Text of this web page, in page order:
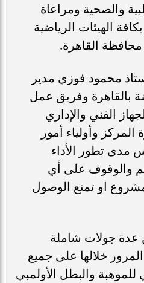
والصحية ومراعاة
الهيئات الرياضية
القاهرة.
محمود فوزي مدير
بالقاهرة وفريق عمل
الفني والإداري
وأولياء أمور
مدى تطور الأداء
والوقوف على أي
او تمنع الوصول
عدة جولات شاملة
خلالها على جميع
والبطل الأولمبي